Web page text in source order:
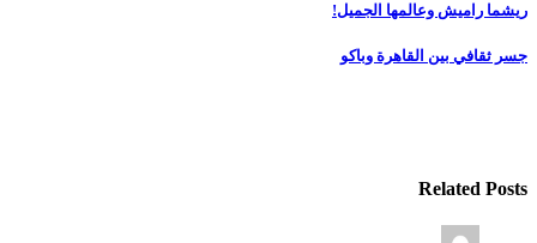
تصفّح
المقالات
ريشما راميش وعالمها الجميل!
جسر ثقافي بين القاهرة وباكو
Related Posts